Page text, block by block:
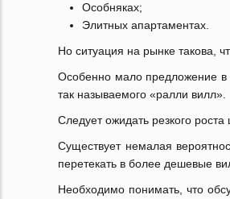
Особняках;
Элитных апартаментах.
Но ситуация на рынке такова,
Особенно мало предложение в
так называемого «ралли вилл».
Следует ожидать резкого
Существует немалая
перетекать в более дешевые
Необходимо понимать, что